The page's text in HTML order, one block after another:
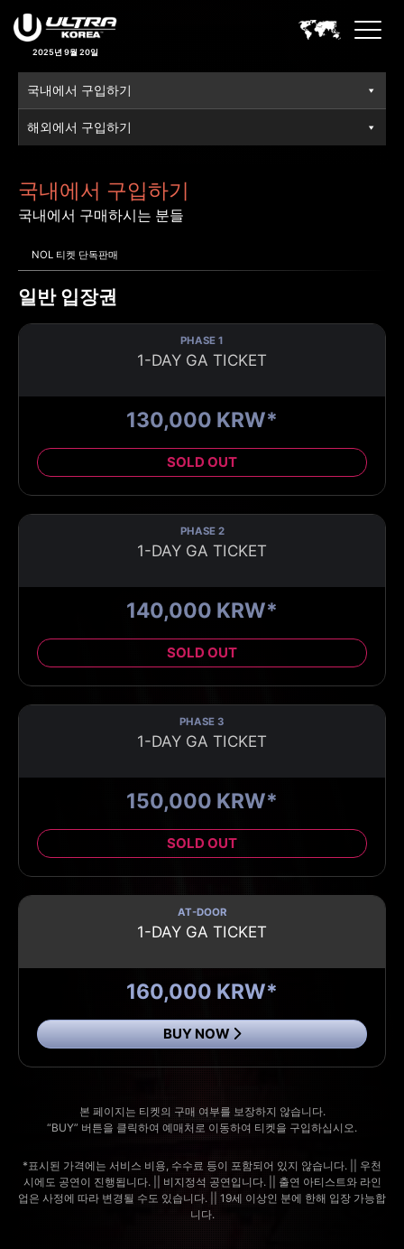
2025년 9월 20일
국내에서 구입하기
해외에서 구입하기
국내에서 구입하기
국내에서 구매하시는 분들
NOL 티켓 단독판매
일반 입장권
PHASE 1
1-DAY GA TICKET
130,000 KRW*
SOLD OUT
PHASE 2
1-DAY GA TICKET
140,000 KRW*
SOLD OUT
PHASE 3
1-DAY GA TICKET
150,000 KRW*
SOLD OUT
AT-DOOR
1-DAY GA TICKET
160,000 KRW*
BUY NOW
본 페이지는 티켓의 구매 여부를 보장하지 않습니다.
“BUY” 버튼을 클릭하여 예매처로 이동하여 티켓을 구입하십시오.
*표시된 가격에는 서비스 비용, 수수료 등이 포함되어 있지 않습니다. || 우천
시에도 공연이 진행됩니다. || 비지정석 공연입니다. || 출연 아티스트와 라인
업은 사정에 따라 변경될 수도 있습니다. || 19세 이상인 분에 한해 입장 가능합
니다.